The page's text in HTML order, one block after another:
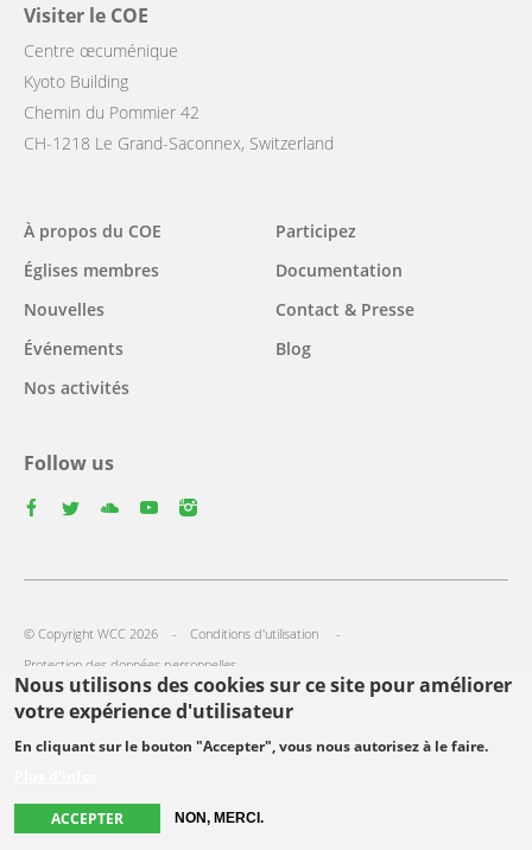
Nous utilisons des cookies sur ce site pour améliorer
votre expérience d'utilisateur
En cliquant sur le bouton "Accepter", vous nous autorisez à le faire.
ACCEPTER NON, MERCI.
Visiter le COE
Centre œcuménique
Kyoto Building
Chemin du Pommier 42
CH-1218 Le Grand-Saconnex, Switzerland
Main
navigation
À propos du COE
Églises membres
Nouvelles
Événements
Nos activités
Participez
Documentation
Contact & Presse
Blog
Follow us
language
menu
© Copyright WCC 2026
Conditions d'utilisation
Protection des données personnelles